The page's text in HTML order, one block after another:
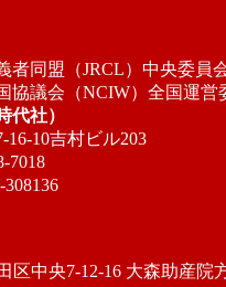
者同盟（JRCL）中央委員
協議会（NCIW）全国運営
代社）
16-10吉村ビル203
7018
区中央7-12-16 大森助産